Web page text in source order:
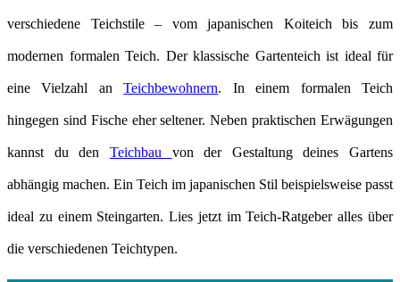
verschiedene Teichstile – vom japanischen Koiteich bis zum
modernen formalen Teich. Der klassische Gartenteich ist ideal für
eine Vielzahl anTeichbewohnern. In einem formalen Teich
hingegen sind Fische eher seltener. Neben praktischen Erwägungen
kannst du den Teichbau von der Gestaltung deines Gartens
abhängig machen. Ein Teich im japanischen Stil beispielsweise passt
ideal zu einem Steingarten. Lies jetzt im Teich-Ratgeber alles über
die verschiedenen Teichtypen.